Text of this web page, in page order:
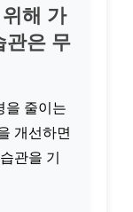
해 가
관은 무
을 줄이는
개선하면
관을 기